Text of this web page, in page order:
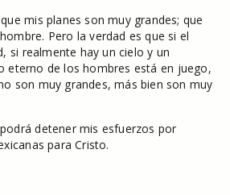
mis planes son muy grandes; que
Pero la verdad es que si el
si realmente hay un cielo y un
eterno de los hombres está en juego,
son muy grandes, más bien son muy
detener mis esfuerzos por
para Cristo.